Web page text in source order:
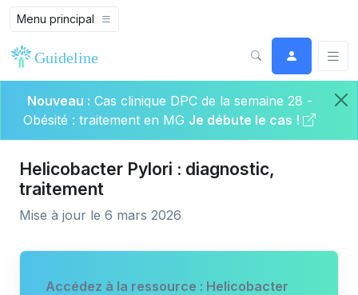
Menu principal
Nouveau : Cas clinique DPC de la semaine 28 -
Obésité : traitement en MG Je débute le cas !
Helicobacter Pylori : diagnostic,
traitement
Mise à jour le 6 mars 2026
Accédez à la ressource : Helicobacter